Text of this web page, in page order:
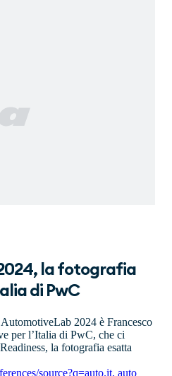
la fotografia
di PwC
2024 è Francesco
per l’Italia di PwC, che ci
la fotografia esatta
source?q=auto.it, auto